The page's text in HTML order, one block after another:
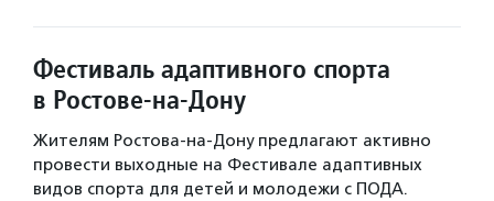
Фестиваль адаптивного спорта
в Ростове-на-Дону
Жителям Ростова-на-Дону предлагают активно
провести выходные на Фестивале адаптивных
видов спорта для детей и молодежи с ПОДА.